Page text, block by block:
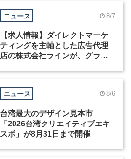
ニュース 8/7
【求人情報】ダイレクトマーケ
ティングを主軸とした広告代理
店の株式会社ラインが、グラフ
ニュース 8/6
台湾最大のデザイン見本市
「2026台湾クリエイティブエキ
スポ」が8月31日まで開催